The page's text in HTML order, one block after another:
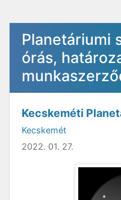
Planetáriumi
órás,
Kecskeméti
Kecskemét
2022. 01. 27.